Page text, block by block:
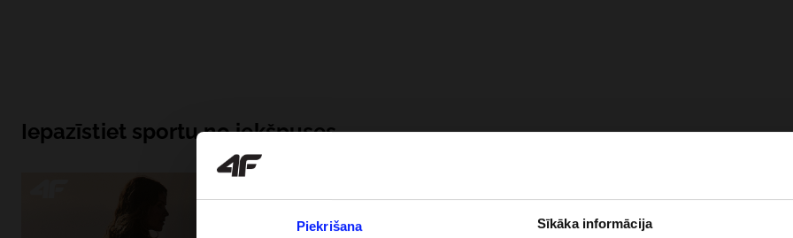
Piekrišana Sīkāka informācija
Iepazīstiet sportu no iekšpuses